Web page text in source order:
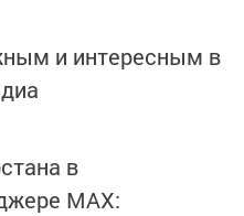
и интересным в
в
MАХ: